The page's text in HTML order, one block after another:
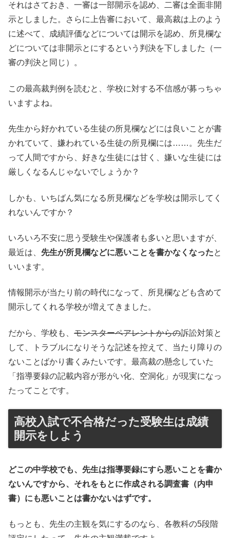
それはさておき、一審は一部開示を認め、二審は全面非開
示としました。さらに上告審において、最高裁は上のよう
に述べて、成績評価などについては開示を認め、所見欄な
どについては非開示とにするという判決を下しました（一
審の判決と同じ）。
この最高裁判例を読むと、学校に対する不信感が募っちゃ
いますよね。
先生から好かれている生徒の所見欄などには良いことが書
かれていて、嫌われている生徒の所見欄には……。先生だ
って人間ですから、好きな生徒には甘く、嫌いな生徒には
厳しくなるんじゃないでしょうか？
しかも、いちばん気になる所見欄などを学校は開示してく
れないんですか？
いろいろ不安に思う受験生や保護者も多いと思いますが、
最近は、 先生が所見欄などに悪いことを書かなくなったと
いいます。
情報開示が当たり前の時代になって、所見欄なども含めて
開示してくれる学校が増えてきました。
だから、学校も、 モンスターペアレントからの訴訟対策と
して、トラブルになりそうな記述を控えて、当たり障りの
ないことばかり書くみたいです。最高裁の懸念していた
「指導要録の記載内容が形がい化、空洞化」が現実になっ
たってことです。
高校入試で不合格だった受験生は成績
開示をしよう
どこの中学校でも、先生は指導要録にすら悪いことを書か
ないんですから、それをもとに作成される調査書（内申
書）にも悪いことは書かないはずです。
もっとも、先生の主観を気にするのなら、各教科の5段階